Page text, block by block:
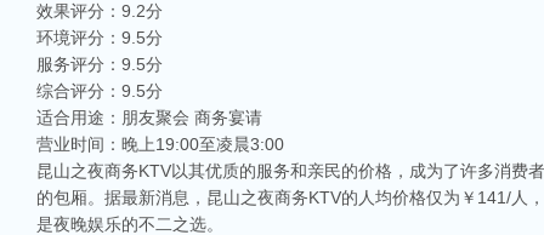
效果评分：9.2分
环境评分：9.5分
服务评分：9.5分
综合评分：9.5分
适合用途：朋友聚会 商务宴请
营业时间：晚上19:00至凌晨3:00
昆山之夜商务KTV以其优质的服务和亲民的价格，成为了许多消
的包厢。据最新消息，昆山之夜商务KTV的人均价格仅为￥141/人
是夜晚娱乐的不二之选。